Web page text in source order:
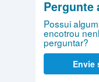
Pergunte
Possui
encotrou
perguntar?
Envie